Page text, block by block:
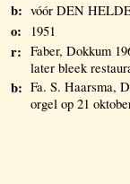
b: vóór DEN
o: 1951
r: Faber, Dokkum
later bleek
b: Fa. S. Haarsma,
orgel op 21